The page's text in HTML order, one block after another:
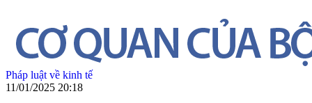
Pháp luật về kinh tế
11/01/2025 20:18